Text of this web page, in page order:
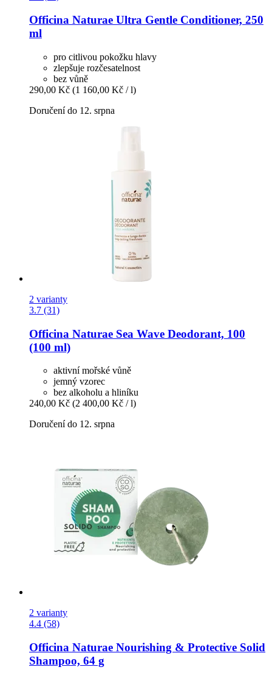
Officina Naturae Ultra Gentle Conditioner, 250
ml
pro citlivou pokožku hlavy
zlepšuje rozčesatelnost
bez vůně
290,00 Kč (1 160,00 Kč / l)
Doručení do 12. srpna
2 varianty
3.7 (31)
Officina Naturae Sea Wave Deodorant, 100
(100 ml)
aktivní mořské vůně
jemný vzorec
bez alkoholu a hliníku
240,00 Kč (2 400,00 Kč / l)
Doručení do 12. srpna
2 varianty
4.4 (58)
Officina Naturae Nourishing & Protective Solid
Shampoo, 64 g